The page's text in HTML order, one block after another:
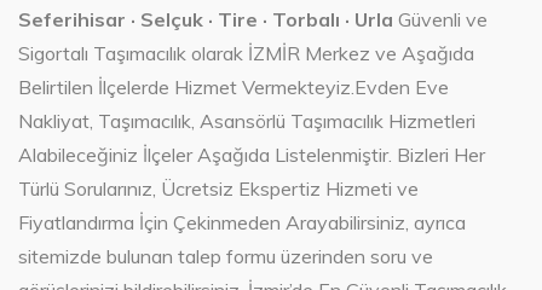
Seferihisar · Selçuk · Tire · Torbalı · Urla Güvenli ve
Sigortalı Taşımacılık olarak İZMİR Merkez ve Aşağıda
Belirtilen İlçelerde Hizmet Vermekteyiz.Evden Eve
Nakliyat, Taşımacılık, Asansörlü Taşımacılık Hizmetleri
Alabileceğiniz İlçeler Aşağıda Listelenmiştir. Bizleri Her
Türlü Sorularınız, Ücretsiz Ekspertiz Hizmeti ve
Fiyatlandırma İçin Çekinmeden Arayabilirsiniz, ayrıca
sitemizde bulunan talep formu üzerinden soru ve